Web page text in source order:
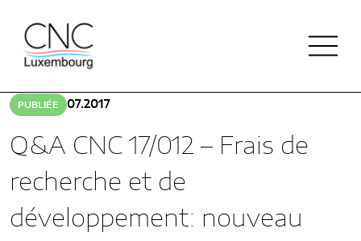
ACTUALITÉS
QUI SOMMES-NOUS
PUBLIÉE 07.2017
Q&A CNC 17/012 – Frais de
recherche et de
développement: nouveau